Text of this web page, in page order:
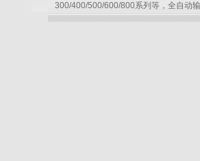
300/400/500/600/800系列等，全自动